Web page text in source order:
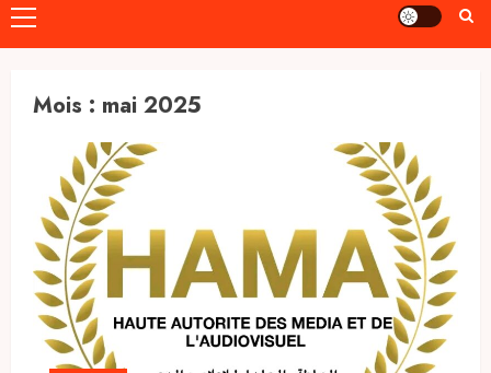
Primary
Menu
Mois : mai 2025